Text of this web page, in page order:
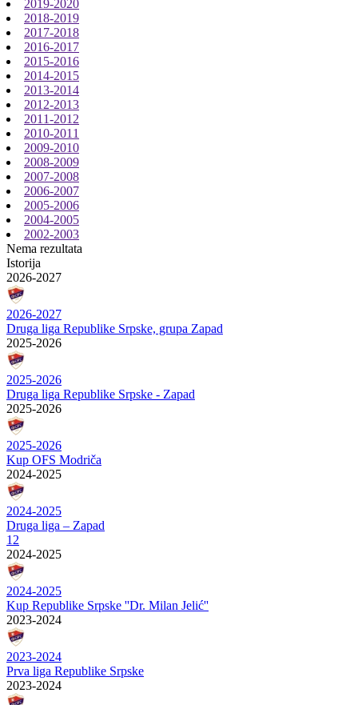
2019-2020
2018-2019
2017-2018
2016-2017
2015-2016
2014-2015
2013-2014
2012-2013
2011-2012
2010-2011
2009-2010
2008-2009
2007-2008
2006-2007
2005-2006
2004-2005
2002-2003
Nema rezultata
Istorija
2026-2027
2026-2027
Druga liga Republike Srpske, grupa Zapad
2025-2026
2025-2026
Druga liga Republike Srpske - Zapad
2025-2026
2025-2026
Kup OFS Modriča
2024-2025
2024-2025
Druga liga – Zapad
12
2024-2025
2024-2025
Kup Republike Srpske ''Dr. Milan Jelić''
2023-2024
2023-2024
Prva liga Republike Srpske
2023-2024